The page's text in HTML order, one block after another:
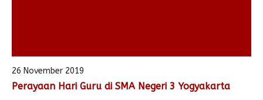
26 November 2019
Perayaan Hari Guru di SMA Negeri 3 Yogyakarta